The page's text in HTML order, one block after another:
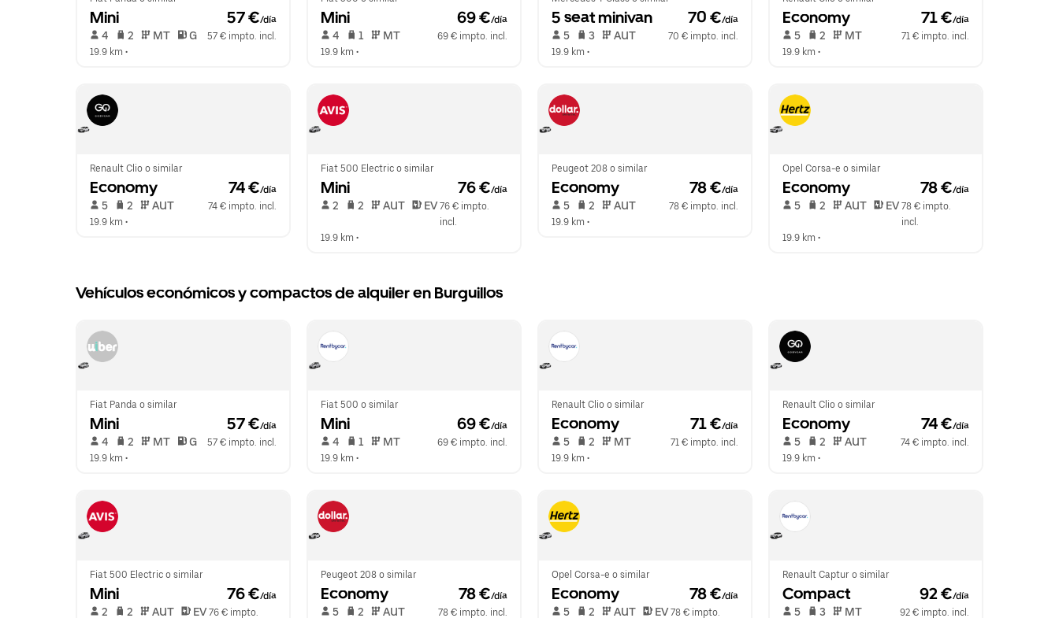
Mini 57 €/día
4 2 MT G
57 € impto. incl.
19.9 km •
Mini 69 €/día
4 1 MT
69 € impto. incl.
19.9 km •
5 seat minivan 70 €/día
5 3 AUT
70 € impto. incl.
19.9 km •
Economy 71 €/día
5 2 MT
71 € impto. incl.
19.9 km •
Renault Clio o similar
Economy 74 €/día
5 2 AUT
74 € impto. incl.
19.9 km •
Fiat 500 Electric o similar
Mini 76 €/día
2 2 AUT EV 76 € impto.
incl.
19.9 km •
Peugeot 208 o similar
Economy 78 €/día
5 2 AUT
78 € impto. incl.
19.9 km •
Opel Corsa-e o similar
Economy 78 €/día
5 2 AUT EV 78 € impto.
incl.
19.9 km •
Vehículos económicos y compactos de alquiler en Burguillos
Fiat Panda o similar
Mini 57 €/día
4 2 MT G
57 € impto. incl.
19.9 km •
Fiat 500 o similar
Mini 69 €/día
4 1 MT
69 € impto. incl.
19.9 km •
Renault Clio o similar
Economy 71 €/día
5 2 MT
71 € impto. incl.
19.9 km •
Renault Clio o similar
Economy 74 €/día
5 2 AUT
74 € impto. incl.
19.9 km •
Fiat 500 Electric o similar
Mini 76 €/día
2 2 AUT EV 76 € impto.
Peugeot 208 o similar
Economy 78 €/día
5 2 AUT
78 € impto. incl.
Opel Corsa-e o similar
Economy 78 €/día
5 2 AUT EV 78 € impto.
Renault Captur o similar
Compact 92 €/día
5 3 MT
92 € impto. incl.